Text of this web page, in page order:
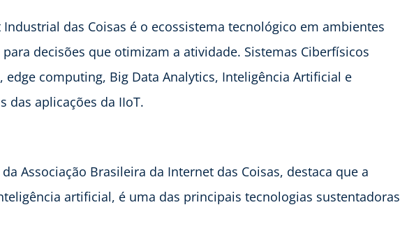
das Coisas é o ecossistema tecnológico em ambientes
decisões que otimizam a atividade. Sistemas Ciberfísicos
, edge computing, Big Data Analytics, Inteligência Artificial e
das aplicações da IIoT.
Associação Brasileira da Internet das Coisas, destaca que a
artificial, é uma das principais tecnologias sustentadoras